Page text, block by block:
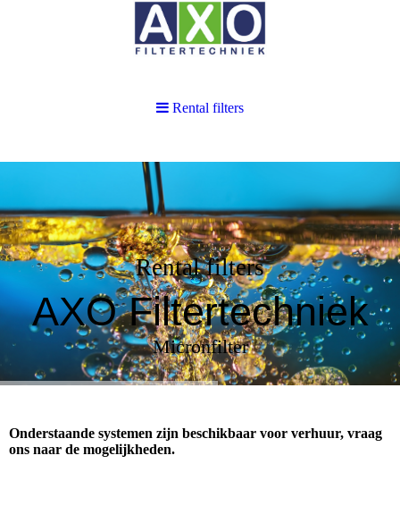
Rental filters
AXO Filtertechniek
Micronfilter
Onderstaande systemen zijn beschikbaar voor verhuur, vraag
ons naar de mogelijkheden.
Rental filters